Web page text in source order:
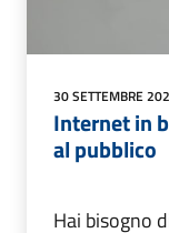
30 SETTEMBRE
Internet in
al pubblico
Hai bisogno